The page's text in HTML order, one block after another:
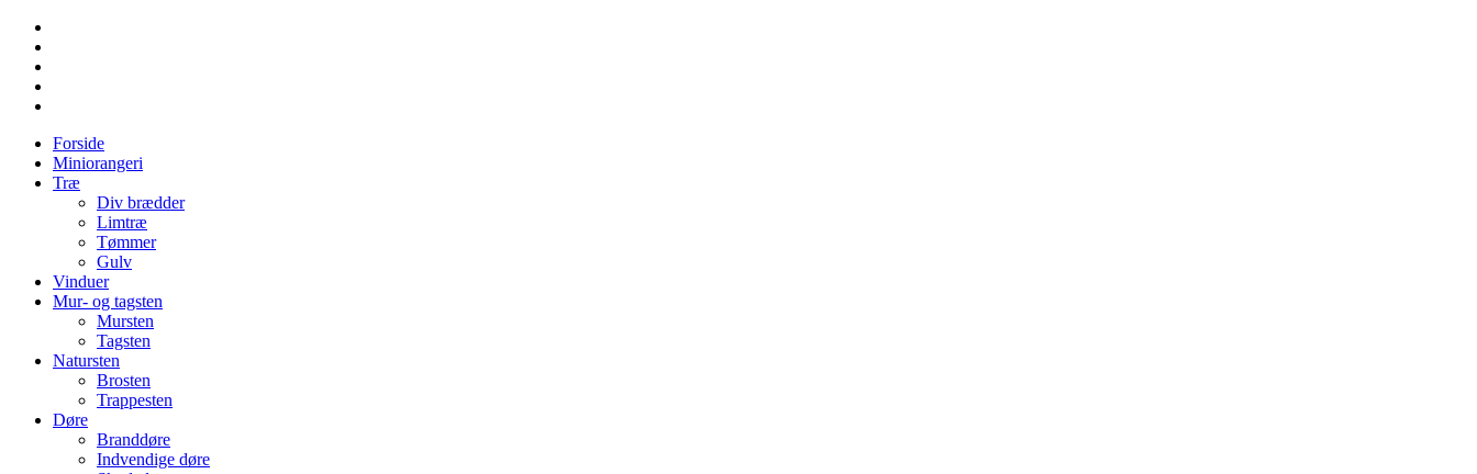
Forside
Miniorangeri
Træ
Div brædder
Limtræ
Tømmer
Gulv
Vinduer
Mur- og tagsten
Mursten
Tagsten
Natursten
Brosten
Trappesten
Døre
Branddøre
Indvendige døre